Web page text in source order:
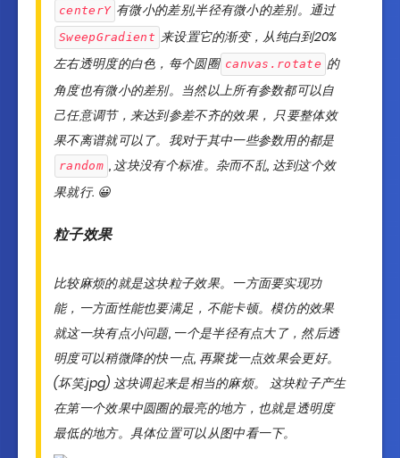
centerY 有微小的差别,半径有微小的差别。通过
SweepGradient 来设置它的渐变，从纯白到20%
左右透明度的白色，每个圆圈 canvas.rotate 的
角度也有微小的差别。当然以上所有参数都可以自
己任意调节，来达到参差不齐的效果， 只要整体效
果不离谱就可以了。我对于其中一些参数用的都是
random , 这块没有个标准。杂而不乱, 达到这个效
果就行. 😀
粒子效果
比较麻烦的就是这块粒子效果。一方面要实现功
能，一方面性能也要满足，不能卡顿。模仿的效果
就这一块有点小问题, 一个是半径有点大了，然后透
明度可以稍微降的快一点, 再聚拢一点效果会更好。
(坏笑.jpg) 这块调起来是相当的麻烦。 这块粒子产生
在第一个效果中圆圈的最亮的地方，也就是透明度
最低的地方。具体位置可以从图中看一下。